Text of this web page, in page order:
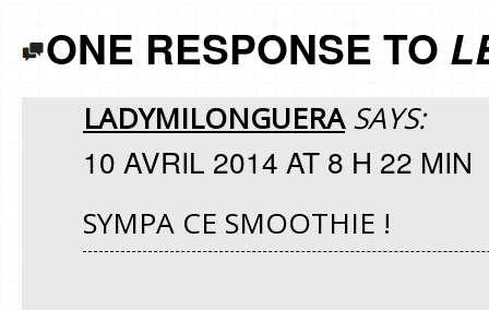
ONE RESPONSE TO
LADYMILONGUERA SAYS:
10 AVRIL 2014 AT 8 H 22 MIN
SYMPA CE SMOOTHIE !